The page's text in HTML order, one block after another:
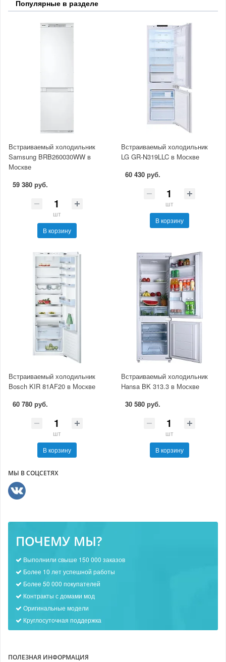
Популярные в разделе
Встраиваемый холодильник
Samsung BRB260030WW в
Москве
59 380 руб.
шт
В корзину
Встраиваемый холодильник
LG GR-N319LLC в Москве
60 430 руб.
шт
В корзину
Встраиваемый холодильник
Bosch KIR 81AF20 в Москве
60 780 руб.
шт
В корзину
Встраиваемый холодильник
Hansa BK 313.3 в Москве
30 580 руб.
шт
В корзину
МЫ В СОЦСЕТЯХ
ПОЧЕМУ МЫ?
Выполнили свыше 150 000 заказов
Более 10 лет успешной работы
Более 50 000 покупателей
Контракты с домами мод
Оригинальные модели
Круглосуточная поддержка
ПОЛЕЗНАЯ ИНФОРМАЦИЯ